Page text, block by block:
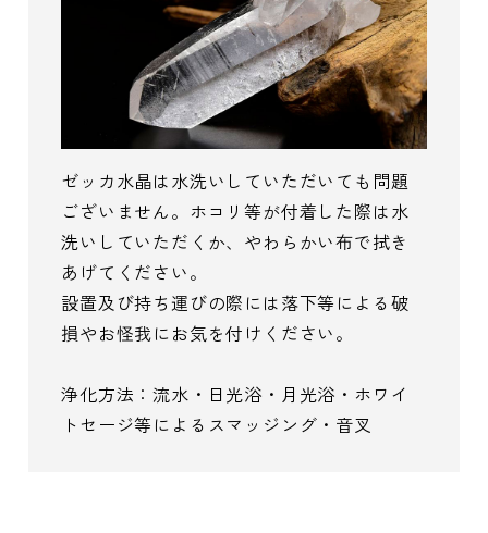
ゼッカ水晶は水洗いしていただいても問題
ございません。ホコリ等が付着した際は水
洗いしていただくか、やわらかい布で拭き
あげてください。
設置及び持ち運びの際には落下等による破
損やお怪我にお気を付けください。
浄化方法：流水・日光浴・月光浴・ホワイ
トセージ等によるスマッジング・音叉